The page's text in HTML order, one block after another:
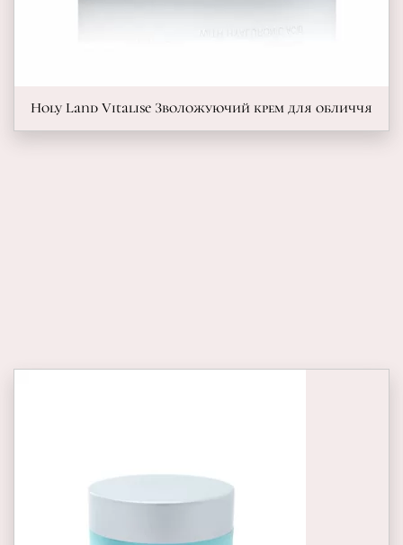
Holy Land Vitalise Зволожуючий крем для обличчя